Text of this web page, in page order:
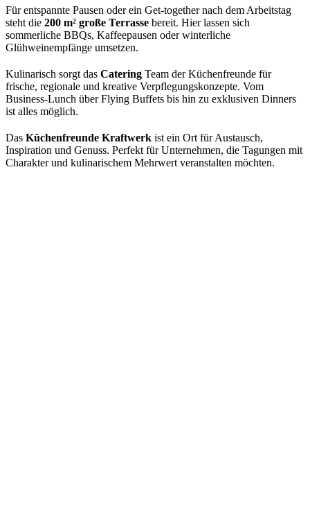
Für entspannte Pausen oder ein Get-together nach dem Arbeitstag
steht die 200 m² große Terrasse bereit. Hier lassen sich
sommerliche BBQs, Kaffeepausen oder winterliche
Glühweinempfänge umsetzen.
Kulinarisch sorgt das Catering Team der Küchenfreunde für
frische, regionale und kreative Verpflegungskonzepte. Vom
Business-Lunch über Flying Buffets bis hin zu exklusiven Dinners
ist alles möglich.
Das Küchenfreunde Kraftwerk ist ein Ort für Austausch,
Inspiration und Genuss. Perfekt für Unternehmen, die Tagungen mit
Charakter und kulinarischem Mehrwert veranstalten möchten.